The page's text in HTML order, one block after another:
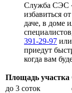
Служба СЭС
избавиться
даче, в доме
391-29-97
приедут
когда вам
Площадь участка
до 3 соток